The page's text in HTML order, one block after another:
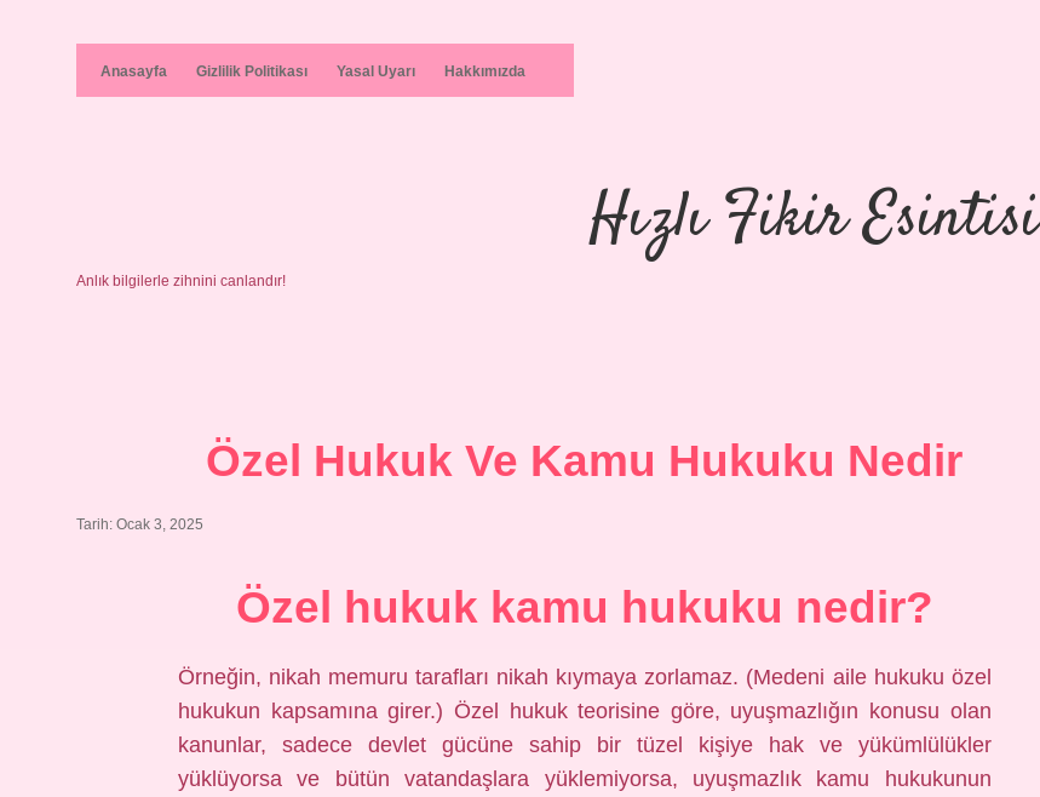
Anasayfa Gizlilik Politikası Yasal Uyarı Hakkımızda
Hızlı Fikir Esintisi
Anlık bilgilerle zihnini canlandır!
Özel Hukuk Ve Kamu Hukuku Nedir
Tarih: Ocak 3, 2025
Özel hukuk kamu hukuku nedir?
Örneğin, nikah memuru tarafları nikah kıymaya zorlamaz. (Medeni aile hukuku özel
hukukun kapsamına girer.) Özel hukuk teorisine göre, uyuşmazlığın konusu olan
kanunlar, sadece devlet gücüne sahip bir tüzel kişiye hak ve yükümlülükler
yüklüyorsa ve bütün vatandaşlara yüklemiyorsa, uyuşmazlık kamu hukukunun